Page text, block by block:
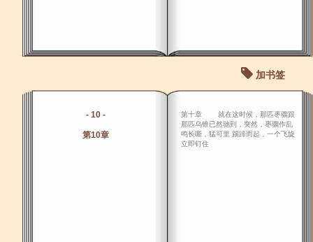
加书签
- 10 -
第10章
第十章 就在这时候，那匹枣骝跟
那匹乌锥已然驰到，突然，枣骝作乱
鸣长嘶，猛可里 踢蹄而起，一个飞旋
立即钉住